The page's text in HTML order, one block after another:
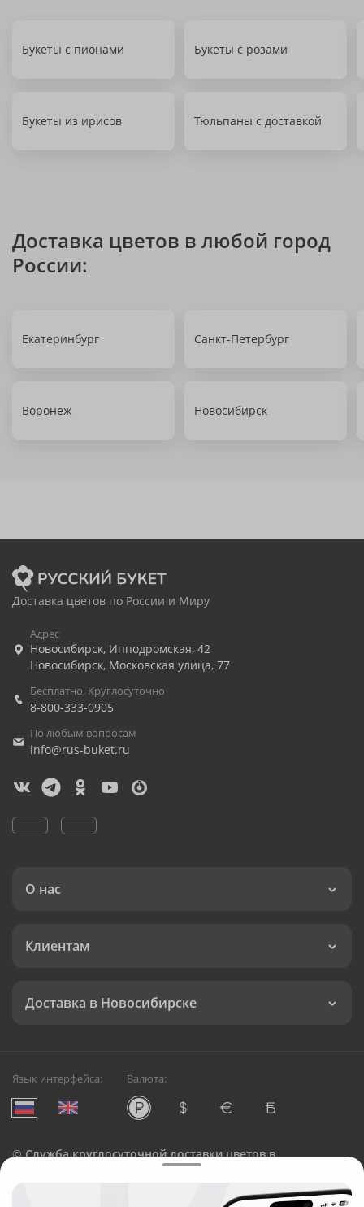
Букеты с пионами Букеты с розами
Букеты из ирисов Тюльпаны с доставкой
Доставка цветов в любой город
России:
Екатеринбург Санкт-Петербург
Воронеж Новосибирск
Доставка цветов по России и Миру
Адрес
Новосибирск, Ипподромская, 42
Новосибирск, Московская улица, 77
Бесплатно. Круглосуточно
8-800-333-0905
По любым вопросам
info@rus-buket.ru
О нас
Клиентам
Доставка в Новосибирске
Язык интерфейса: Валюта:
©Служба круглосуточной доставки цветов в
Русский Букет, 2026